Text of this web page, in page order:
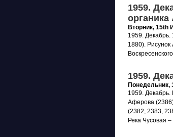
1959.
органика
Вторник, 15th
1959. Декабрь.
1880).
1959.
Понедельник,
1959.
Аферова
(2382, 2383,
Река Чусовая